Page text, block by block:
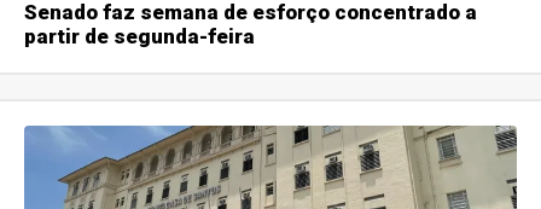
Senado faz semana de esforço concentrado a
partir de segunda-feira